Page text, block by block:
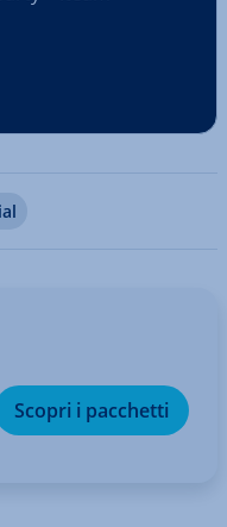
Scopri i pacchetti